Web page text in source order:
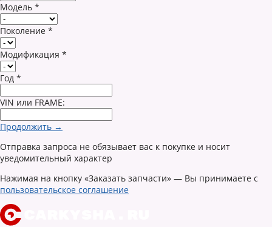
Модель *
Поколение *
Модификация *
Год *
VIN или FRAME:
Продолжить →
Отправка запроса не обязывает вас к покупке и носит
уведомительный характер
Нажимая на кнопку «Заказать запчасти» — Вы принимаете с
пользовательское соглашение